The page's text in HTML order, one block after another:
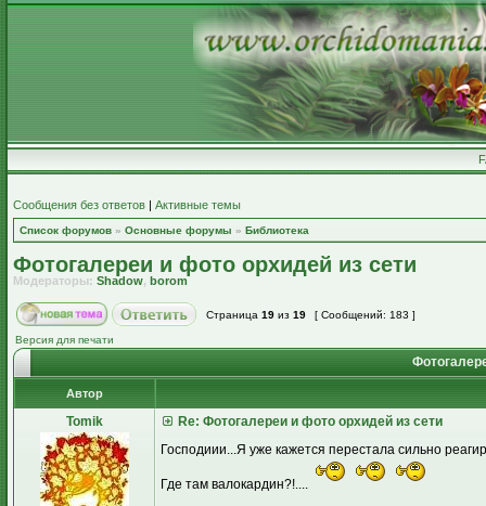
Сообщения без ответов | Активные темы
Список форумов » Основные форумы » Библиотека
Фотогалереи и фото орхидей из сети
Модераторы: Shadow, borom
Страница 19 из 19 [ Сообщений: 183 ]
Версия для печати
Автор
Tomik
Re: Фотогалереи и фото орхидей из сети
Господиии...Я уже кажется перестала сильно
Где там валокардин?!....